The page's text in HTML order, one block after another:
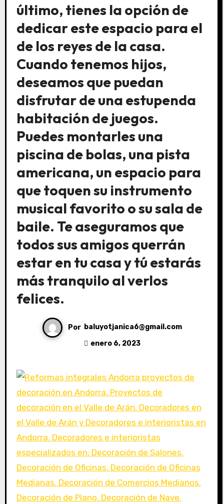
último, tienes la opción de
dedicar este espacio para el
de los reyes de la casa.
Cuando tenemos hijos,
deseamos que puedan
disfrutar de una estupenda
habitación de juegos.
Puedes montarles una
piscina de bolas, una pista
americana, un espacio para
que toquen su instrumento
musical favorito o su sala de
baile. Te aseguramos que
todos sus amigos querrán
estar en tu casa y tú estarás
más tranquilo al verlos
felices.
Por baluyotjanica6@gmail.com
enero 6, 2023